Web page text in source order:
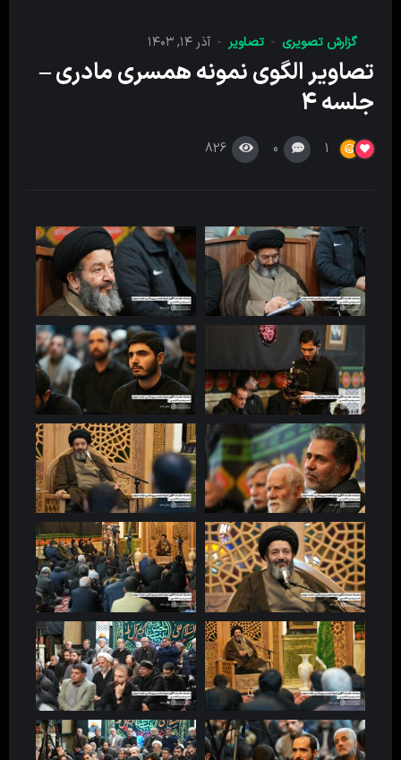
گزارش تصویری تصاویر آذر ۱۴, ۱۴۰۳
تصاویر الگوی نمونه همسری مادری –
جلسه ۴
1
0
826